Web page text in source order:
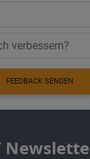
FEEDBACK SENDEN